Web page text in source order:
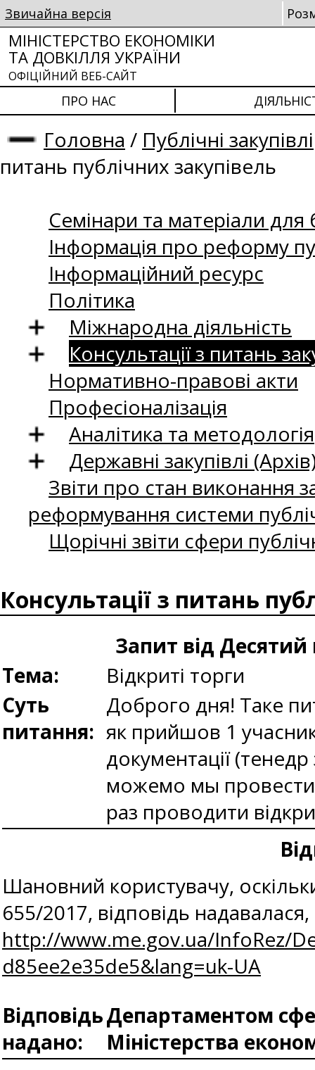
Звичайна версія
МІНІСТЕРСТВО ЕКОНОМІКИ
ТА ДОВКІЛЛЯ УКРАЇНИ
ОФІЦІЙНИЙ ВЕБ-САЙТ
ПРО НАС
Головна / Публічні закупівлі
питань публічних закупівель
Семінари та матеріали для
Інформація про реформу
Інформаційний ресурс
Політика
Міжнародна діяльність
Консультації з питань
Нормативно-правові акти
Професіоналізація
Аналітика та методологія
Державні закупівлі
Звіти про стан виконання
реформування системи
Щорічні звіти сфери
Консультації з питань
Запит від Десятий
Тема:
Відкриті торги
Суть
питання:
Доброго дня! Таке
як прийшов 1
документації
можемо мы провести
раз проводити
Шановний користувачу,
655/2017, відповідь
http://www.me.gov.ua/InfoRez/
d85ee2e35de5&lang=uk-UA
Відповідь
надано:
Департаментом
Міністерства